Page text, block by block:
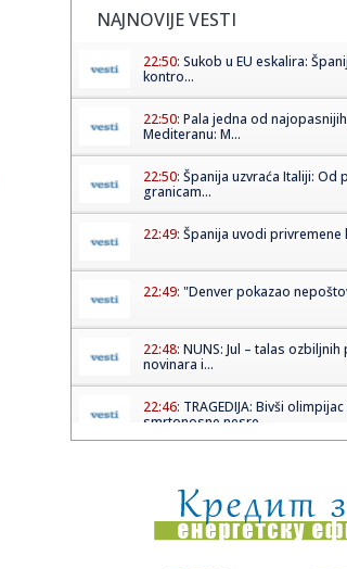
NAJNOVIJE VESTI
22:50: Sukob u EU eskalira:
kontro...
22:50: Pala jedna od
Mediteranu: M...
22:50: Španija uzvraća Italiji: Od
granicam...
22:49: Španija uvodi privremene
22:49: "Denver pokazao
22:48: NUNS: Jul – talas
novinara i...
22:46: TRAGEDIJA: Bivši
smrtonosne nesre...
22:40:Preokret naših
prven...